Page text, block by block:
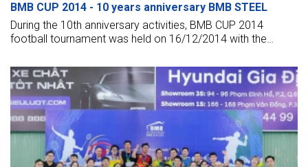
BMB CUP 2014 - 10 years anniversary BMB STEEL
During the 10th anniversary activities, BMB CUP 2014
football tournament was held on 16/12/2014 with the